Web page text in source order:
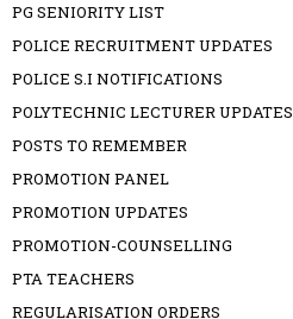
PG SENIORITY LIST
POLICE RECRUITMENT UPDATES
POLICE S.I NOTIFICATIONS
POLYTECHNIC LECTURER UPDATES
POSTS TO REMEMBER
PROMOTION PANEL
PROMOTION UPDATES
PROMOTION-COUNSELLING
PTA TEACHERS
REGULARISATION ORDERS